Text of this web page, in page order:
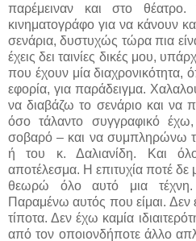
παρέμειναν και στο
κινηματογράφο για να κάνουν
σενάρια, δυστυχώς τώρα πια
έχεις δει ταινίες δικές μου,
που έχουν μία διαχρονικότητα,
εφορία, για παράδειγμα.
να διαβάζω το σενάριο και
όσο τάλαντο συγγραφικό
σοβαρό – και να συμπληρώνω
ή του κ. Δαλιανίδη. Και
αποτέλεσμα. Η επιτυχία ποτέ
θεωρώ όλο αυτό μια
Παραμένω αυτός που είμαι. Δεν
τίποτα. Δεν έχω καμία
από τον οποιονδήποτε άλλο